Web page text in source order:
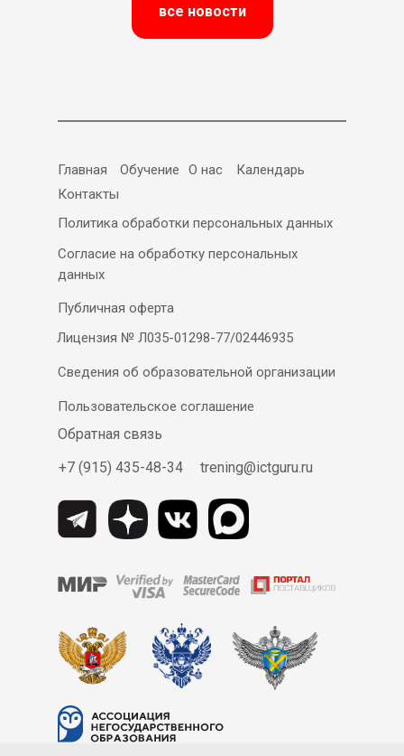
все новости
Главная Обучение О нас
Календарь
Контакты
Политика обработки персональных данных
Согласие на обработку персональных
данных
Публичная оферта
Лицензия № Л035-01298-77/02446935
Сведения об образовательной организации
Пользовательское соглашение
Обратная связь
+7 (915) 435-48-34
trening@ictguru.ru